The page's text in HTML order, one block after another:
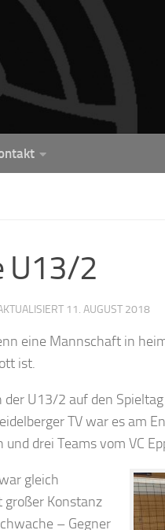
U13/2
11. AUGUST 2018
eine Mannschaft in
ist.
U13/2 auf den
TV war es am
drei Teams vom VC
gleich
großer Konstanz
– Gegner